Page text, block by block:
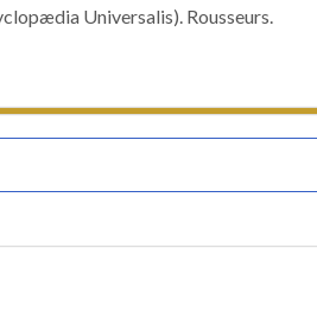
Universalis). Rousseurs.